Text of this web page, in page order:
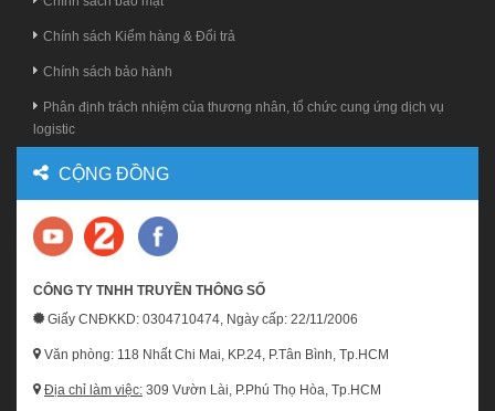
Chính sách Kiểm hàng & Đổi trả
Chính sách bảo hành
Phân định trách nhiệm của thương nhân, tổ chức cung ứng dịch vụ
logistic
CỘNG ĐỒNG
CÔNG TY TNHH TRUYỀN THÔNG SỐ
Giấy CNĐKKD: 0304710474, Ngày cấp: 22/11/2006
Văn phòng: 118 Nhất Chi Mai, KP.24, P.Tân Bình, Tp.HCM
Địa chỉ làm việc: 309 Vườn Lài, P.Phú Thọ Hòa, Tp.HCM